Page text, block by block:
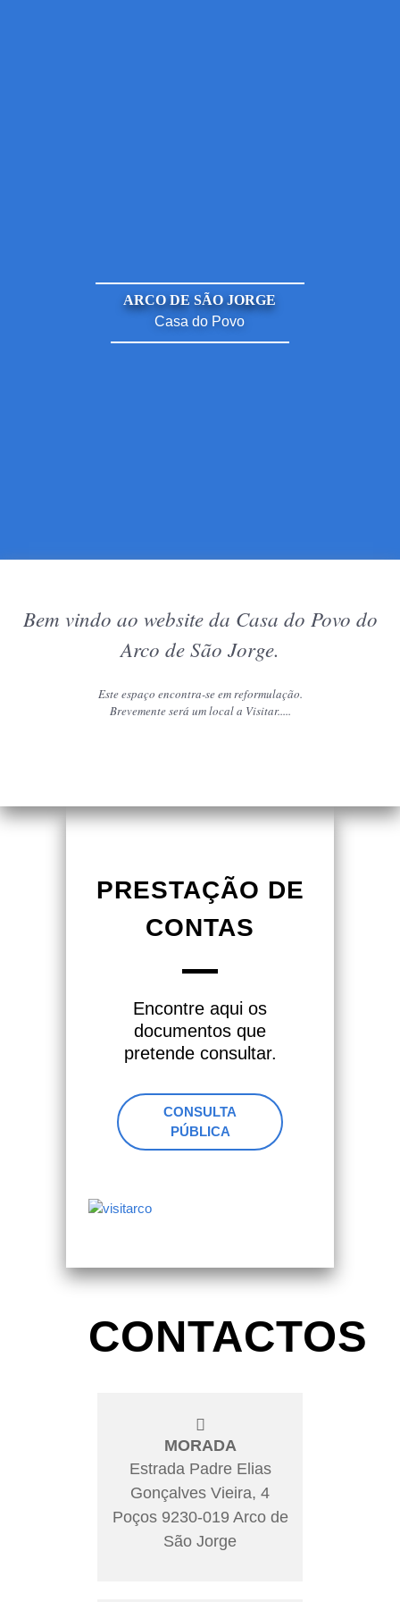
ARCO DE SÃO JORGE
Casa do Povo
Bem vindo ao website da Casa do Povo do
Arco de São Jorge.
Este espaço encontra-se em reformulação.
Brevemente será um local a Visitar.....
PRESTAÇÃO DE
CONTAS
Encontre aqui os
documentos que
pretende consultar.
CONSULTA
PÚBLICA
CONTACTOS
MORADA
Estrada Padre Elias
Gonçalves Vieira, 4
Poços 9230-019 Arco de
São Jorge